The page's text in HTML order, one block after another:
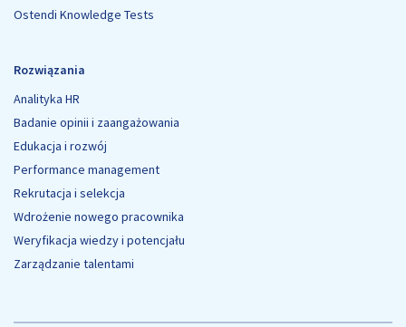
Ostendi Knowledge Tests
Rozwiązania
Analityka HR
Badanie opinii i zaangażowania
Edukacja i rozwój
Performance management
Rekrutacja i selekcja
Wdrożenie nowego pracownika
Weryfikacja wiedzy i potencjału
Zarządzanie talentami